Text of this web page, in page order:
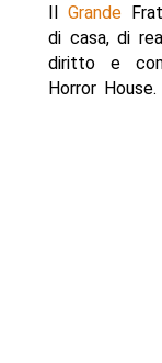
Il Grande
di casa, di
diritto e
Horror House.